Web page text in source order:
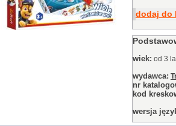
dodaj do
wiek: od 3
wydawca:
nr
kod
wersja